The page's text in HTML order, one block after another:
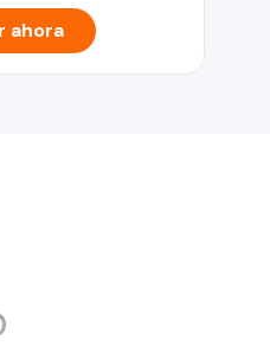
ahora